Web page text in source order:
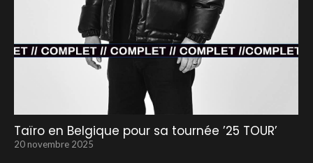
Taïro en Belgique pour sa tournée ’25 TOUR’
20 novembre 2025